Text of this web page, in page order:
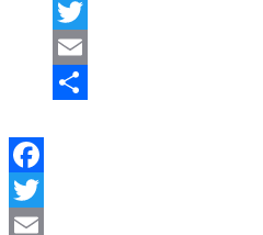
Facebook
Twitter
Email
Facebook
Twitter